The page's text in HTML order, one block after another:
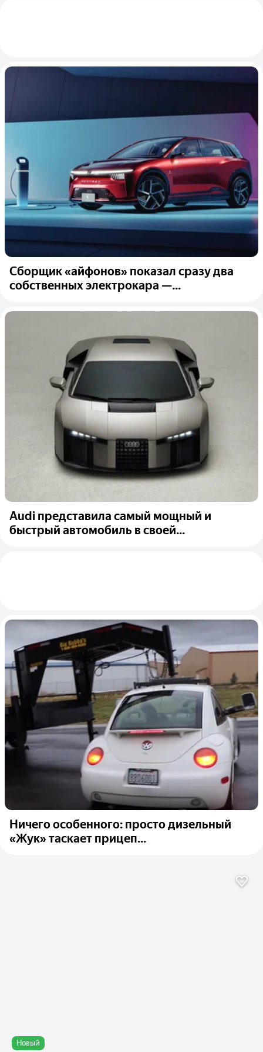
Сборщик «айфонов» показал сразу два
собственных электрокара —...
Audi представила самый мощный и
быстрый автомобиль в своей...
Ничего особенного: просто дизельный
«Жук» таскает прицеп...
Новый